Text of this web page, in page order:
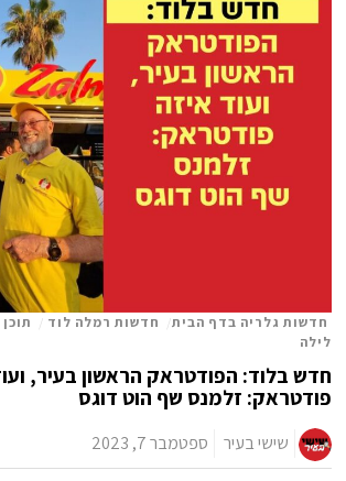
חדשות גלריה בדף הבית חדשות רמלה לוד
לילה
חדש בלוד: הפודטראק הראשון בעיר,
פודטראק: זלמנס שף הוט דוגס
שישי בעיר ספטמבר 7, 2023